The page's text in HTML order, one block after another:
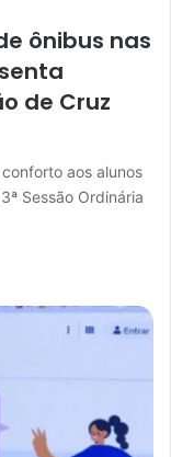
ônibus nas
de Cruz
aos alunos
Sessão Ordinária